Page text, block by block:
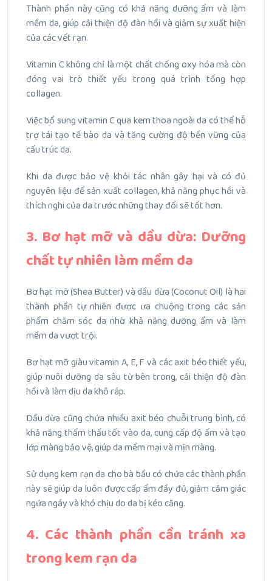
Thành phần này cũng có khả năng dưỡng ẩm và làm
mềm da, giúp cải thiện độ đàn hồi và giảm sự xuất hiện
của các vết rạn.
Vitamin C không chỉ là một chất chống oxy hóa mà còn
đóng vai trò thiết yếu trong quá trình tổng hợp
collagen.
Việc bổ sung vitamin C qua kem thoa ngoài da có thể hỗ
trợ tái tạo tế bào da và tăng cường độ bền vững của
cấu trúc da.
Khi da được bảo vệ khỏi tác nhân gây hại và có đủ
nguyên liệu để sản xuất collagen, khả năng phục hồi và
thích nghi của da trước những thay đổi sẽ tốt hơn.
3. Bơ hạt mỡ và dầu dừa: Dưỡng
chất tự nhiên làm mềm da
Bơ hạt mỡ (Shea Butter) và dầu dừa (Coconut Oil) là hai
thành phần tự nhiên được ưa chuộng trong các sản
phẩm chăm sóc da nhờ khả năng dưỡng ẩm và làm
mềm da vượt trội.
Bơ hạt mỡ giàu vitamin A, E, F và các axit béo thiết yếu,
giúp nuôi dưỡng da sâu từ bên trong, cải thiện độ đàn
hồi và làm dịu da khô ráp.
Dầu dừa cũng chứa nhiều axit béo chuỗi trung bình, có
khả năng thẩm thấu tốt vào da, cung cấp độ ẩm và tạo
lớp màng bảo vệ, giúp da mềm mại và mịn màng.
Sử dụng kem rạn da cho bà bầu có chứa các thành phần
này sẽ giúp da luôn được cấp ẩm đầy đủ, giảm cảm giác
ngứa ngáy và khó chịu do da bị kéo căng.
4. Các thành phần cần tránh xa
trong kem rạn da